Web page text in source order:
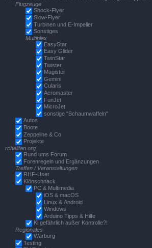
Flugzeuge
Shock-Flyer
Slow-Flyer
Turbinen und E-Impeller
Sonstiges
Multiplex
EasyStar
Easy Glider
TwinStar
Twister
Magister
Gemini
Cularis
Acromaster
FunJet
MicroJet
sonstige "Schaumwaffeln"
Autos
Boote
Zeppeline & Co
Projekte
rchelifan.org
Rund ums Forum
Forenregeln und Ergänzungen
Treffen / Veranstaltungen
RHF-User
Klönschnack
PC & Multimedia
iOS & macOS
Linux & Android
Windows
Arduino Tipps & Hilfe
Ki gefährlich außer Kontrolle?!
Regionales
Warburg
Testing